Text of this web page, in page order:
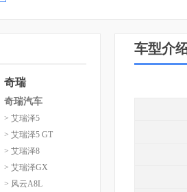
奇瑞
奇瑞汽车
> 艾瑞泽5
> 艾瑞泽5 GT
> 艾瑞泽8
> 艾瑞泽GX
> 风云A8L
车型介